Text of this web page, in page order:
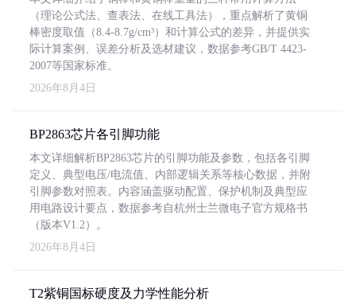
（理论公式法、查表法、在线工具法），重点解析了黄铜
棒密度取值（8.4-8.7g/cm³）和计算公式的差异，并提供实
际计算案例、误差分析及选材建议，数据参考GB/T 4423-
2007等国家标准。
2026年8月4日
BP2863芯片各引脚功能
本文详细解析BP2863芯片的引脚功能及参数，包括各引脚
定义、典型电压/电流值、内部逻辑关系等核心数据，并附
引脚参数对照表。内容涵盖驱动配置、保护机制及典型应
用电路设计要点，数据参考自杭州士兰微电子官方规格书
（版本V1.2）。
2026年8月4日
T2紫铜国标硬度及力学性能分析